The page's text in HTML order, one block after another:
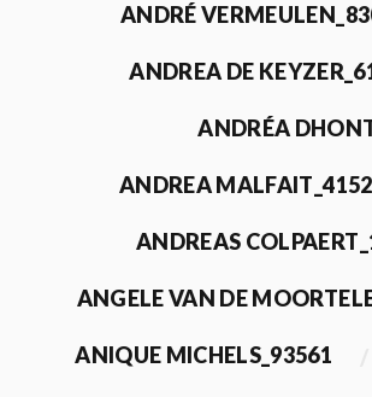
ANDRÉ
ANDREA DE
ANDRÉA
ANDREA
ANDREAS
ANGELE VAN DE
ANIQUE MICHELS_93561